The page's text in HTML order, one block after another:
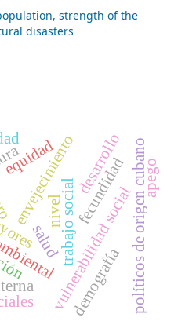
strength of the
disasters
vulnerabilidad social
trabajo social
envejecimiento políticos de origen cubano
fecundidad
nivel
salud
demografía
equidad desarrollo apego